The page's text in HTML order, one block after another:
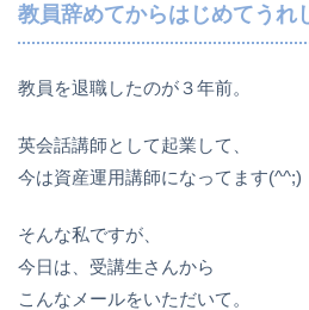
教員辞めてからはじめてうれ
教員を退職したのが３年前。
英会話講師として起業して、
今は資産運用講師になってます(^^;)
そんな私ですが、
今日は、受講生さんから
こんなメールをいただいて。